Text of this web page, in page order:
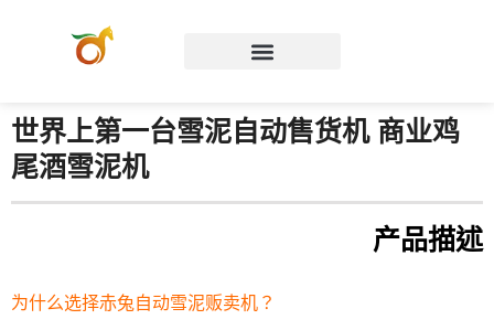
世界上第一台雪泥自动售货机 商业鸡
尾酒雪泥机
产品描述
为什么选择赤兔自动雪泥贩卖机？